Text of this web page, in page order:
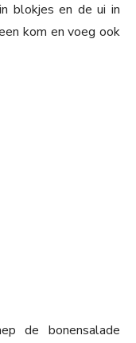
blokjes en de ui in
kom en voeg ook
de bonensalade